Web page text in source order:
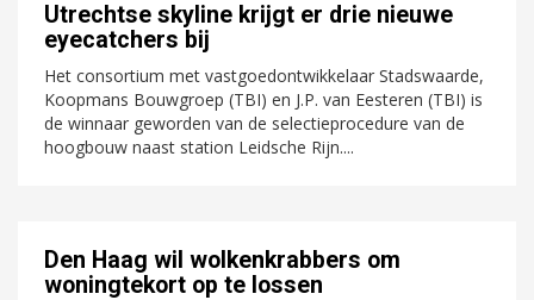
Utrechtse skyline krijgt er drie nieuwe
eyecatchers bij
Het consortium met vastgoedontwikkelaar Stadswaarde,
Koopmans Bouwgroep (TBI) en J.P. van Eesteren (TBI) is
de winnaar geworden van de selectieprocedure van de
hoogbouw naast station Leidsche Rijn....
Den Haag wil wolkenkrabbers om
woningtekort op te lossen